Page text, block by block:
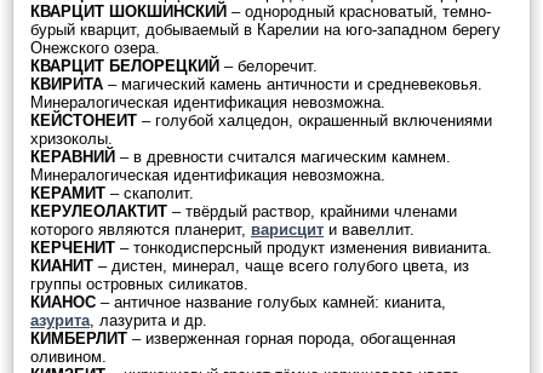
КВАРЦИТ ШОКШИНСКИЙ – однородный красноватый, темно-
бурый кварцит, добываемый в Карелии на юго-западном берегу
Онежского озера.
КВАРЦИТ БЕЛОРЕЦКИЙ – белоречит.
КВИРИТА – магический камень античности и средневековья.
Минералогическая идентификация невозможна.
КЕЙСТОНЕИТ – голубой халцедон, окрашенный включениями
хризоколы.
КЕРАВНИЙ – в древности считался магическим камнем.
Минералогическая идентификация невозможна.
КЕРАМИТ – скаполит.
КЕРУЛЕОЛАКТИТ – твёрдый раствор, крайними членами
которого являются планерит, варисцит и вавеллит.
КЕРЧЕНИТ – тонкодисперсный продукт изменения вивианита.
КИАНИТ – дистен, минерал, чаще всего голубого цвета, из
группы островных силикатов.
КИАНОС – античное название голубых камней: кианита,
азурита, лазурита и др.
КИМБЕРЛИТ – изверженная горная порода, обогащенная
оливином.